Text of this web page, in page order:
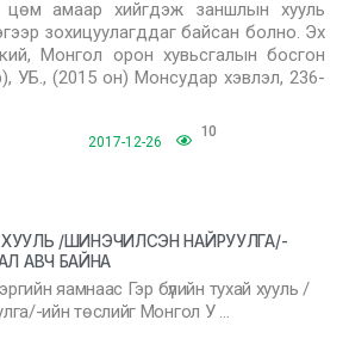
цөм амаар хийгдэж заншлын хууль
зохицуулагддаг байсан болно. Эх
Монгол орон хувьсгалын босгон
УБ., (2015 он) Монсудар хэвлэл, 236-
2017-12-26
10
ХУУЛЬ /ШИНЭЧИЛСЭН НАЙРУУЛГА/-
АВЧ БАЙНА
яамнаас Гэр бүлийн тухай хууль /
ийн төслийг Монгол У …